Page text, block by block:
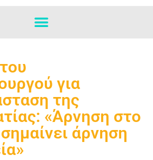
για
της
«Άρνηση στο
άρνηση